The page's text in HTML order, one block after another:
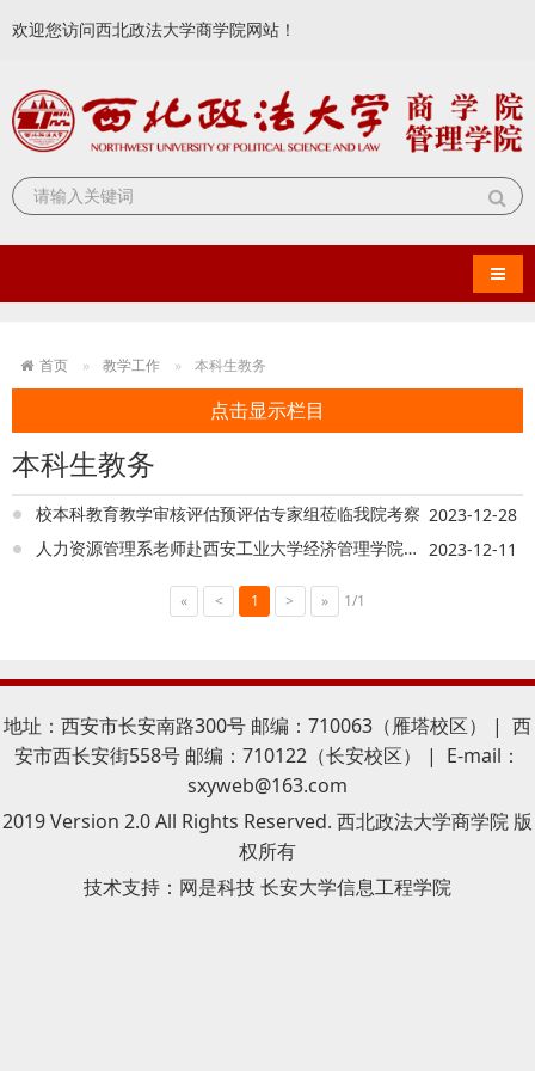
欢迎您访问西北政法大学商学院网站！
导航
首页 教学工作 本科生教务
点击显示栏目
本科生教务
校本科教育教学审核评估预评估专家组莅临我院考察 2023-12-28
人力资源管理系老师赴西安工业大学经济管理学院开展专业建设交流活动
2023-12-11
« < 1 > » 1/1
地址：西安市长安南路300号 邮编：710063（雁塔校区） | 西
安市西长安街558号 邮编：710122（长安校区） | E-mail：
sxyweb@163.com
2019 Version 2.0 All Rights Reserved. 西北政法大学商学院 版
权所有
技术支持： 网是科技 长安大学信息工程学院